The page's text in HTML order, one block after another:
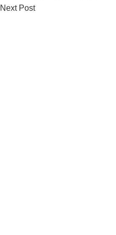
Next Post